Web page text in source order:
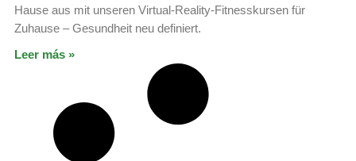
Hause aus mit unseren Virtual-Reality-Fitnesskursen für
Zuhause – Gesundheit neu definiert.
Leer más »